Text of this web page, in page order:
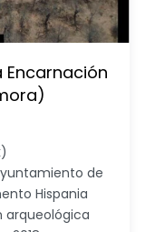
de
Hispania
arqueológica